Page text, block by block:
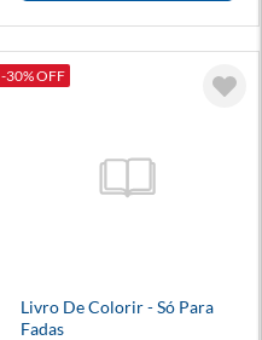
-30% OFF
Livro De Colorir - Só Para
Fadas